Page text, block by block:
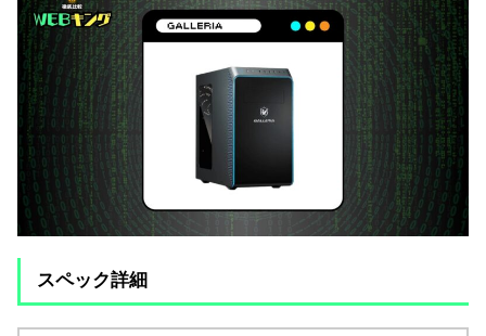
スペック詳細